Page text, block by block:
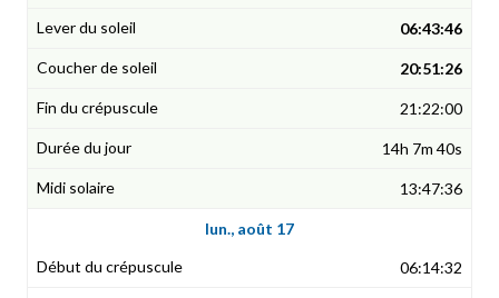
06:43:46
20:51:26
21:22:00
14h 7m 40s
13:47:36
lun., août 17
06:14:32